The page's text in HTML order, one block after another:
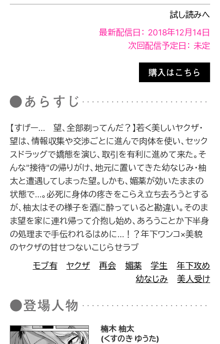
試し読みへ
最新配信日： 2018年12月14日
次回配信予定日： 未定
【すげー… 望、全部剃ってんだ？】若く美しいヤクザ・
望は、情報収集や交渉ごとに進んで肉体を使い、セック
スドラッグで嬌態を演じ、取引を有利に進めて来た。そ
んな"接待"の帰りがけ、地元に置いてきた幼なじみ・柚
太と遭遇してしまった望。しかも、媚薬が効いたままの
状態で…。必死に身体の疼きをこらえ立ち去ろうとする
が、柚太はその様子を酒に酔っていると勘違い。そのま
ま望を家に連れ帰って介抱し始め、あろうことか下半身
の処理まで手伝われるはめに…！？年下ワンコ×美貌
のヤクザの甘せつないこじらせラブ
モブ有
ヤクザ 再会 媚薬 学生
年下攻め
幼なじみ
美人受け
楠木 柚太
(くすのき ゆうた)